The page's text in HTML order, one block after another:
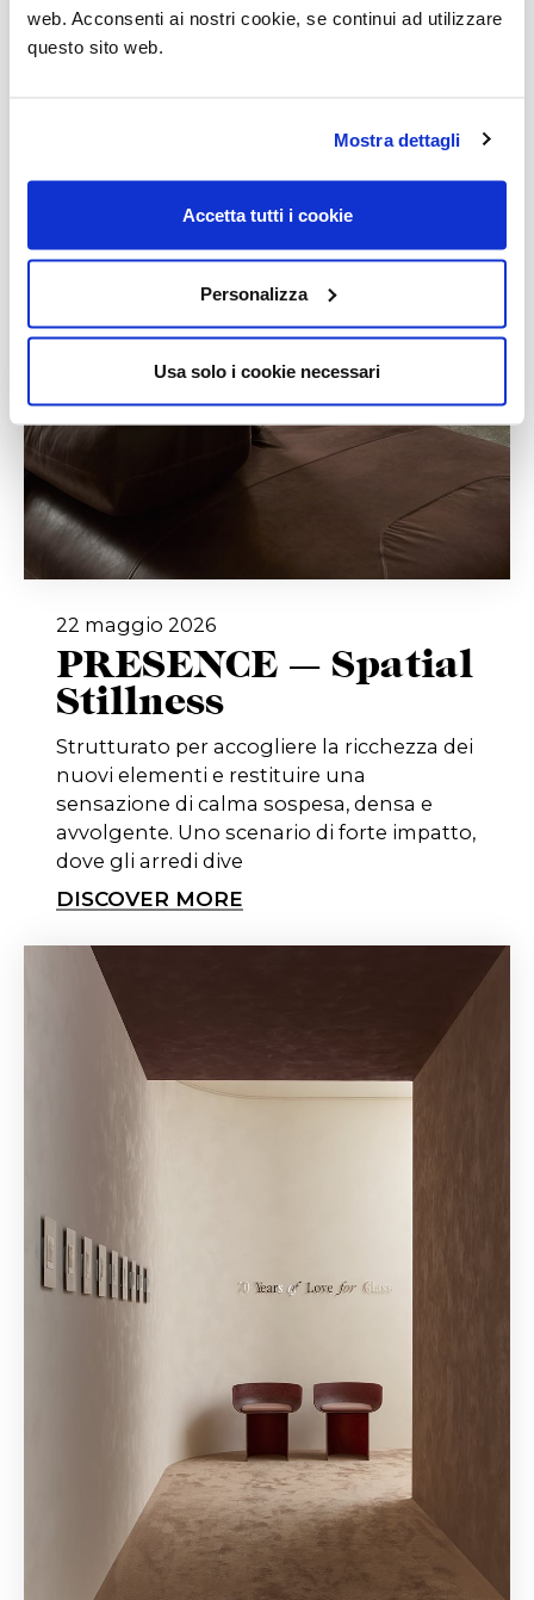
web. Acconsenti ai nostri cookie, se continui ad utilizzare
questo sito web.
Mostra dettagli
Accetta tutti i cookie
Personalizza
Usa solo i cookie necessari
22 maggio 2026
PRESENCE — Spatial
Stillness
Strutturato per accogliere la ricchezza dei
nuovi elementi e restituire una
sensazione di calma sospesa, densa e
avvolgente. Uno scenario di forte impatto,
dove gli arredi dive
DISCOVER MORE